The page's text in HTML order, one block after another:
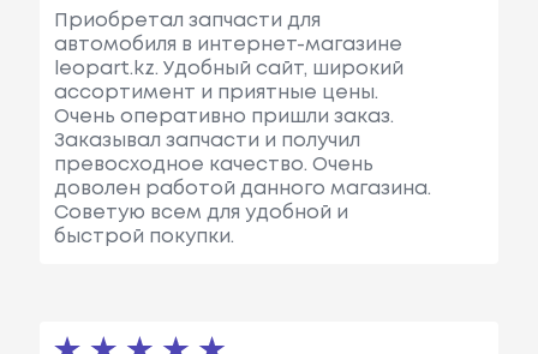
Приобретал запчасти для
автомобиля в интернет-магазине
leopart.kz. Удобный сайт, широкий
ассортимент и приятные цены.
Очень оперативно пришли заказ.
Заказывал запчасти и получил
превосходное качество. Очень
доволен работой данного магазина.
Советую всем для удобной и
быстрой покупки.